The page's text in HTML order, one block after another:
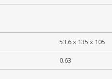
53.6 x 135 x 105
0.63